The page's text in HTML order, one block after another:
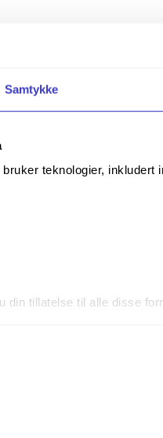
Samtykke
teknologier,
din tillatelse til alle disse